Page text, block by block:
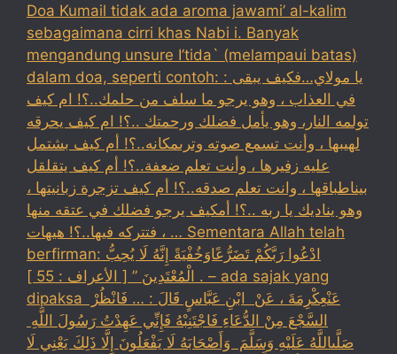
Doa Kumail tidak ada aroma jawami’ al-kalim
sebagaimana cirri khas Nabi i. Banyak
mengandung unsure I’tida` (melampaui batas)
dalam doa, seperti contoh: : يا مولاي…فكيف يبقى
في العذاب ، وهو يرجو ما سلف من حلمك..؟! ام كيف
تولمه النار، وهو يأمل فضلك ورحمتك ..؟! ام كيف يحرقه
لهيبها ، وأنت تسمع صوته وترىمكانه..؟! أم كيف بشتمل
عليه زفيرها ، وأنت تعلم ضعفة..؟! أم كيف يتقلقل
بيناطباقها ، وانت تعلم صدقه..؟! أم كيف تزجرة زبانيتها ،
وهو يناديك يا ربه ..؟! أمكيف يرجو فضلك في عتقه منها
، فتتركه فيها..؟! هيهات … Sementara Allah telah
berfirman: ادْعُوا رَبَّكُمْ تَضَرُّعًاوَخُفْيَةً إِنَّهُ لَا يُحِبُّ
الْمُعْتَدِينَ ” [ الأعراف : 55 ] . – ada sajak yang
dipaksa ‏عَنْ‏‏عِكْرِمَةَ ‏، ‏عَنْ ‏ ‏ابْنِ عَبَّاسٍ ‏‏قَالَ : … فَانْظُرْ ‏‏
السَّجْعَ ‏‏مِنْ الدُّعَاءِ فَاجْتَنِبْهُ فَإِنِّي عَهِدْتُ رَسُولَ اللَّهِ ‏
‏صَلَّىاللَّهُ عَلَيْهِ وَسَلَّمَ ‏ ‏وَأَصْحَابَهُ لَا يَفْعَلُونَ إِلَّا ذَلِكَ ‏‏يَعْنِي لَا